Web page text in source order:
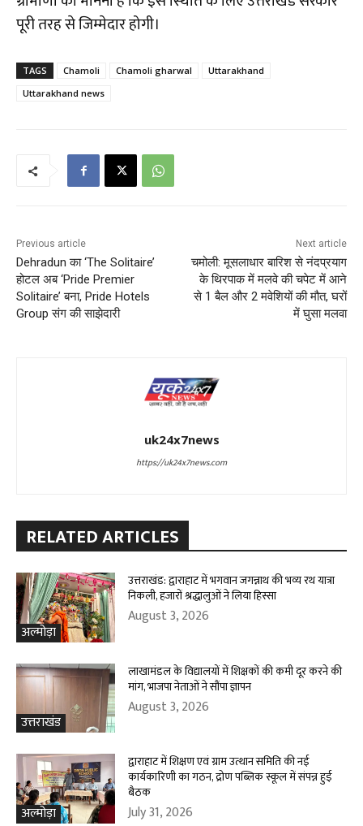
पूरी तरह से जिम्मेदार होगी।
TAGS Chamoli Chamoli gharwal
Uttarakhand
Uttarakhand news
Previous article
Dehradun का ‘The Solitaire’
होटल अब ‘Pride Premier
Solitaire’ बना, Pride Hotels
Group संग की साझेदारी
Next article
चमोली: मूसलाधार बारिश से नंदप्रयाग
के थिरपाक में मलवे की चपेट में आने
से 1 बैल और 2 मवेशियों की मौत, घरों
में घुसा मलवा
uk24x7news
https://uk24x7news.com
RELATED ARTICLES
अल्मोड़ा
उत्तराखंड: द्वाराहाट में भगवान जगन्नाथ की भव्य रथ यात्रा
निकली, हजारों श्रद्धालुओं ने लिया हिस्सा
August 3, 2026
उत्तराखंड
लाखामंडल के विद्यालयों में शिक्षकों की कमी दूर करने की
मांग, भाजपा नेताओं ने सौंपा ज्ञापन
August 3, 2026
अल्मोड़ा
द्वाराहाट में शिक्षण एवं ग्राम उत्थान समिति की नई
कार्यकारिणी का गठन, द्रोण पब्लिक स्कूल में संपन्न हुई
बैठक
July 31, 2026